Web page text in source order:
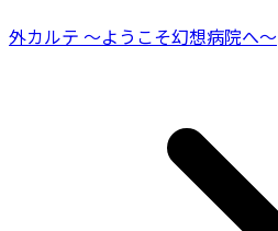
外カルテ ～ようこそ幻想病院へ～